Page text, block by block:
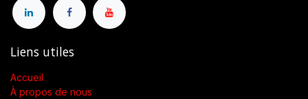
Liens utiles
Accueil
À propos de nous